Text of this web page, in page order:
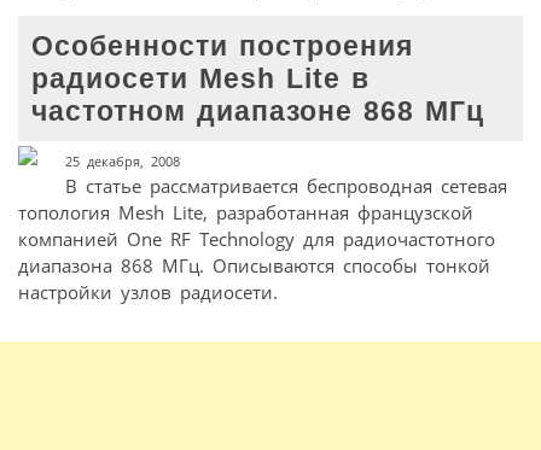
Особенности построения
радиосети Mesh Lite в
частотном диапазоне 868 МГц
25 декабря, 2008
В статье рассматривается беспроводная сетевая
топология Mesh Lite, разработанная французской
компанией One RF Technology для радиочастотного
диапазона 868 МГц. Описываются способы тонкой
настройки узлов радиосети.